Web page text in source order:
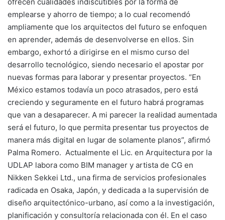
emplearse y ahorro de tiempo; a lo cual recomendó
ampliamente que los arquitectos del futuro se enfoquen
en aprender, además de desenvolverse en ellos. Sin
embargo, exhortó a dirigirse en el mismo curso del
desarrollo tecnológico, siendo necesario el apostar por
nuevas formas para laborar y presentar proyectos. “En
México estamos todavía un poco atrasados, pero está
creciendo y seguramente en el futuro habrá programas
que van a desaparecer. A mi parecer la realidad aumentada
será el futuro, lo que permita presentar tus proyectos de
manera más digital en lugar de solamente planos”, afirmó
Palma Romero. Actualmente el Lic. en Arquitectura por la
UDLAP labora como BIM manager y artista de CG en
Nikken Sekkei Ltd., una firma de servicios profesionales
radicada en Osaka, Japón, y dedicada a la supervisión de
diseño arquitectónico-urbano, así como a la investigación,
planificación y consultoría relacionada con él. En el caso